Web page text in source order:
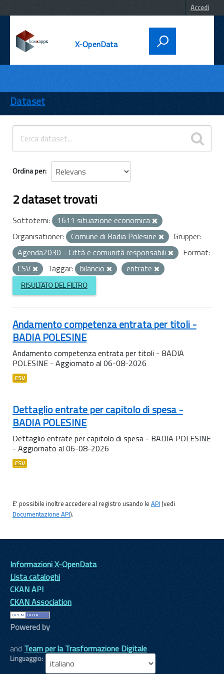
Accedi
X-OpenData
ENTI
TEMI
INFORMAZIONI
Dataset
Ordina per
2 dataset trovati
Sottotemi:
1611 situazione economica
Organisationer:
Comune di Badia Polesine
Grupper:
Agenda2030 - Città e comunità responsabili
Format:
CSV
Taggar: bilancio entrate
RISULTATO DEL FILTRO
Andamento competenza entrata per titoli -
BADIA POLESINE
Andamento competenza entrata per titoli - BADIA
POLESINE - Aggiornato al 06-08-2026
CSV
Dettaglio entrate per capitolo di spesa -
BADIA POLESINE
Dettaglio entrate per capitolo di spesa - BADIA POLESINE
- Aggiornato al 06-08-2026
CSV
E' possibile inoltre accedere al registro usando le API (vedi
Documentazione API).
Informazioni X-OpenData
Lista cataloghi
CKAN API
CKAN Association
Powered by
and Team per la Trasformazione Digitale
Linguaggio